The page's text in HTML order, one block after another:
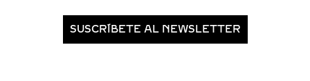
SUSCRÍBETE AL NEWSLETTER